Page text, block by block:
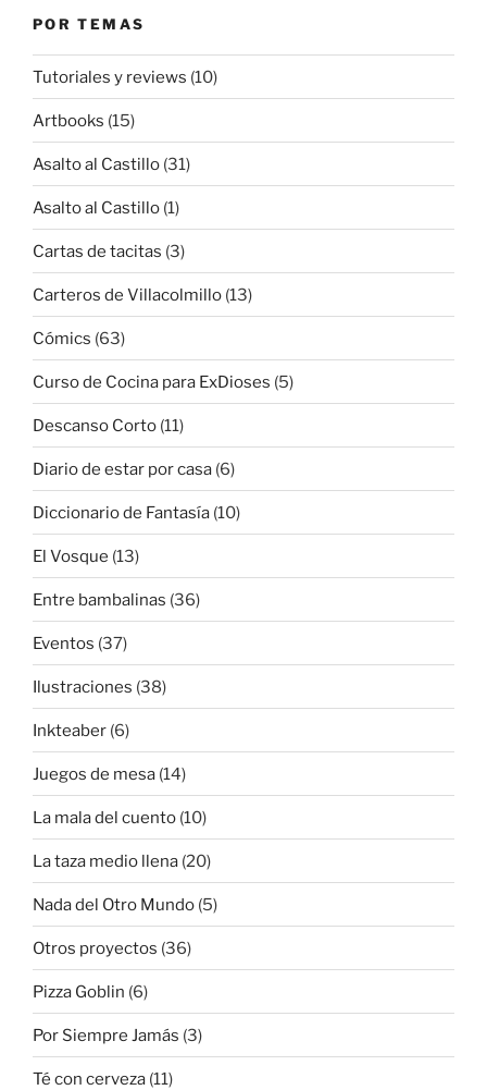
POR TEMAS
Tutoriales y reviews (10)
Artbooks (15)
Asalto al Castillo (31)
Asalto al Castillo (1)
Cartas de tacitas (3)
Carteros de Villacolmillo (13)
Cómics (63)
Curso de Cocina para ExDioses (5)
Descanso Corto (11)
Diario de estar por casa (6)
Diccionario de Fantasía (10)
El Vosque (13)
Entre bambalinas (36)
Eventos (37)
Ilustraciones (38)
Inkteaber (6)
Juegos de mesa (14)
La mala del cuento (10)
La taza medio llena (20)
Nada del Otro Mundo (5)
Otros proyectos (36)
Pizza Goblin (6)
Por Siempre Jamás (3)
Té con cerveza (11)